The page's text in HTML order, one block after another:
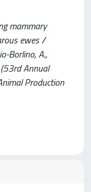
mammary
ewes /
Borlino, A.,
Annual
Production